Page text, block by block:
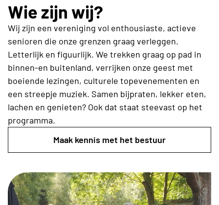
Wie zijn wij?
Wij zijn een vereniging vol enthousiaste, actieve
senioren die onze grenzen graag verleggen.
Letterlijk en figuurlijk. We trekken graag op pad in
binnen-en buitenland, verrijken onze geest met
boeiende lezingen, culturele topevenementen en
een streepje muziek. Samen bijpraten, lekker eten,
lachen en genieten? Ook dat staat steevast op het
programma.
Maak kennis met het bestuur